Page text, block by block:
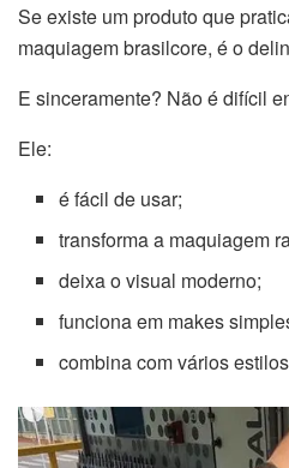
Se existe um produto que
maquiagem brasilcore, é o
E sinceramente? Não é difícil
Ele:
é fácil de usar;
transforma a maquiagem
deixa o visual moderno;
funciona em makes
combina com vários